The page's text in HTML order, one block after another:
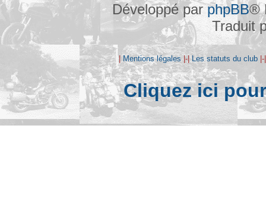
Développé parphpBB®
Traduit
| Mentions légales |-| Les statuts du club
Cliquez ici